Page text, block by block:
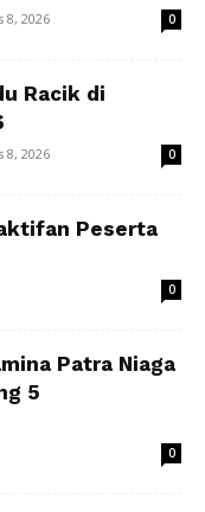
8, 2026 0
Racik di
8, 2026 0
Peserta
0
Patra Niaga
5
0